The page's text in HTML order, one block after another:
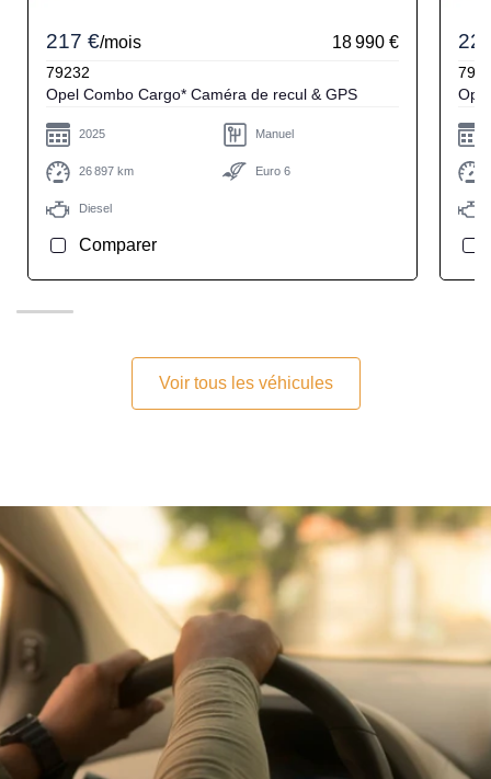
217 €/mois 18 990 €
79232
Opel Combo Cargo* Caméra de recul & GPS
2025 Manuel
26 897 km Euro 6
Diesel
Comparer
Voir tous les véhicules